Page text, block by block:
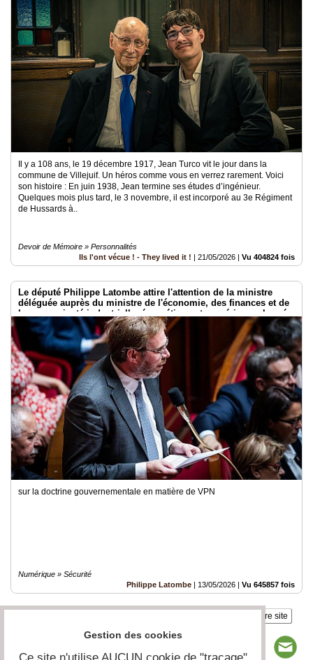
Il y a 108 ans, le 19 décembre 1917, Jean Turco vit le jour dans la
commune de Villejuif. Un héros comme vous en verrez rarement. Voici
son histoire : En juin 1938, Jean termine ses études d’ingénieur.
Quelques mois plus tard, le 3 novembre, il est incorporé au 3e Régiment
de Hussards à..
Devoir de Mémoire » Personnalités
Ils l'ont vécue ! - They lived it ! | 21/05/2026 | Vu 404824 fois
Le député Philippe Latombe attire l'attention de la ministre
déléguée auprès du ministre de l'économie, des finances et de
la souveraineté industrielle, énergétique et numérique, chargée
de l'intelligence artificielle et du numérique
sur la doctrine gouvernementale en matière de VPN
Numérique » Sécurité
Philippe Latombe | 13/05/2026 | Vu 645857 fois
Insérez sur votre site
Gestion des cookies